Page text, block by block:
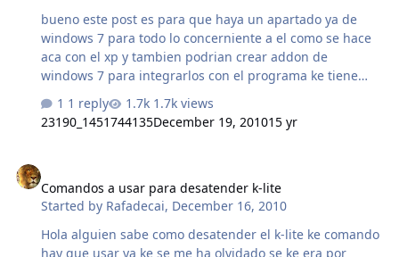
bueno este post es para que haya un apartado ya de
windows 7 para todo lo concerniente a el como se hace
aca con el xp y tambien podrian crear addon de
windows 7 para integrarlos con el programa ke tiene
categoria ricktendo ke es navidad jaja .
1 reply
1.7k views
23190_1451744135December 19, 201015 yr
Comandos a usar para desatender k-lite
Started by Rafadecai, December 16, 2010
Hola alguien sabe como desatender el k-lite ke comando
hay que usar ya ke se me ha olvidado se ke era por